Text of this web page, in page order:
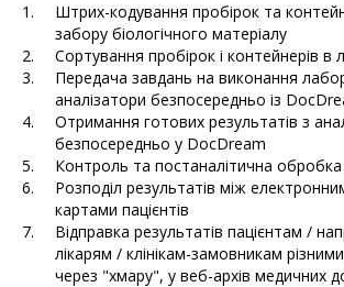
Штрих-кодування пробірок та
забору біологічного матеріалу
Сортування пробірок і контейнерів в
Передача завдань на виконання
аналізатори безпосередньо із
Отримання готових результатів з
безпосередньо у DocDream
Контроль та постаналітична обробка
Розподіл результатів між
картами пацієнтів
Відправка результатів пацієнтам /
лікарям / клінікам-замовникам
через "хмару", у веб-архів медичних